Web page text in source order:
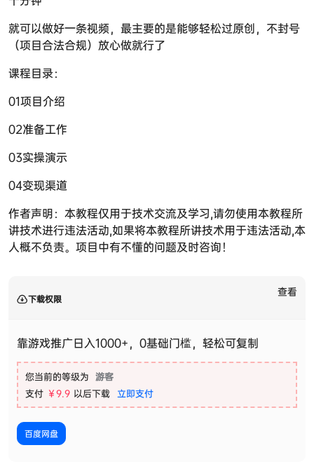
就可以做好一条视频，最主要的是能够轻松过原创，不封号
（项目合法合规）放心做就行了
课程目录：
01项目介绍
02准备工作
03实操演示
04变现渠道
作者声明：本教程仅用于技术交流及学习,请勿使用本教程所
讲技术进行违法活动,如果将本教程所讲技术用于违法活动,本
人概不负责。项目中有不懂的问题及时咨询！
下载权限
查看
靠游戏推广日入1000+，0基础门槛，轻松可复制
您当前的等级为 游客
支付 ￥9.9 以后下载 立即支付
百度网盘